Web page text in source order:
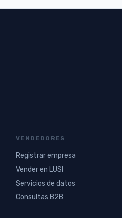
VENDEDORES
Registrar empresa
Vender en LUSI
Servicios de datos
Consultas B2B